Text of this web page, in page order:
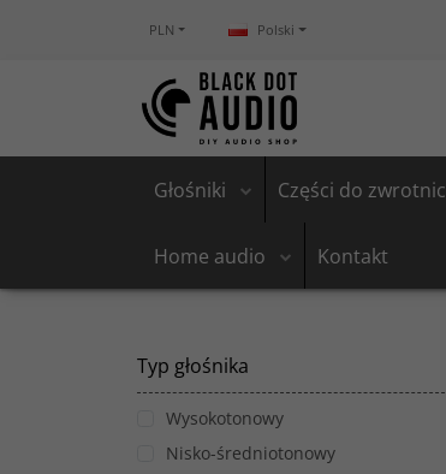
PLN Polski
Głośniki Części do zwrotnic
Home audio Kontakt
Typ głośnika
Wysokotonowy
Nisko-średniotonowy